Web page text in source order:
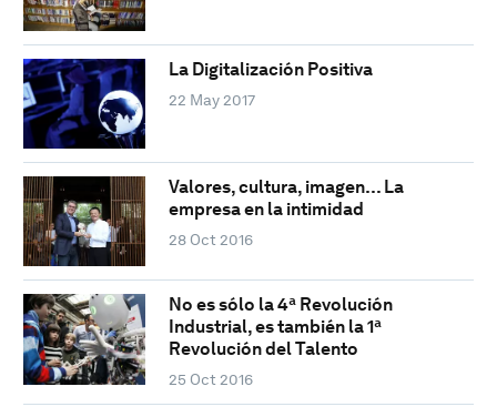
La Digitalización Positiva
22 May 2017
Valores, cultura, imagen… La
empresa en la intimidad
28 Oct 2016
No es sólo la 4ª Revolución
Industrial, es también la 1ª
Revolución del Talento
25 Oct 2016